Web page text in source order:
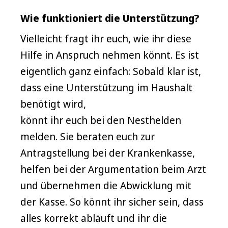
Wie funktioniert die Unterstützung?
Vielleicht fragt ihr euch, wie ihr diese
Hilfe in Anspruch nehmen könnt. Es ist
eigentlich ganz einfach: Sobald klar ist,
dass eine Unterstützung im Haushalt
benötigt wird,
könnt ihr euch bei den Nesthelden
melden. Sie beraten euch zur
Antragstellung bei der Krankenkasse,
helfen bei der Argumentation beim Arzt
und übernehmen die Abwicklung mit
der Kasse. So könnt ihr sicher sein, dass
alles korrekt abläuft und ihr die